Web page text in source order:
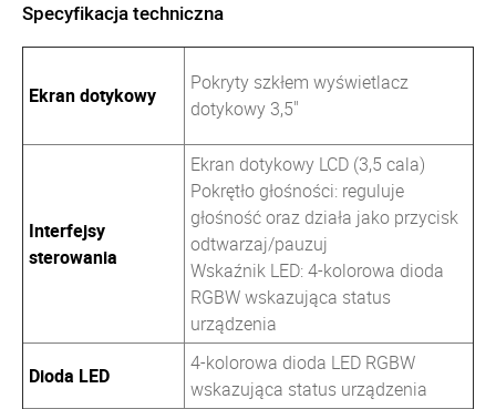
Specyfikacja techniczna
Ekran dotykowy
Pokryty szkłem wyświetlacz
dotykowy 3,5"
Interfejsy
sterowania
Ekran dotykowy LCD (3,5 cala)
Pokrętło głośności: reguluje
głośność oraz działa jako przycisk
odtwarzaj/pauzuj
Wskaźnik LED: 4-kolorowa dioda
RGBW wskazująca status
urządzenia
Dioda LED
4-kolorowa dioda LED RGBW
wskazująca status urządzenia